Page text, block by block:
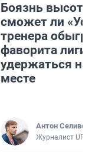
Боязнь
сможет ли
тренера
фаворита лиги
удержаться
месте
Антон
Журналист